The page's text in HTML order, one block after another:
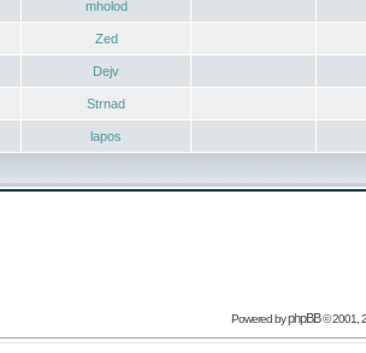
mholod
Zed
Dejv
Strnad
lapos
Powered byphpBB© 2001,